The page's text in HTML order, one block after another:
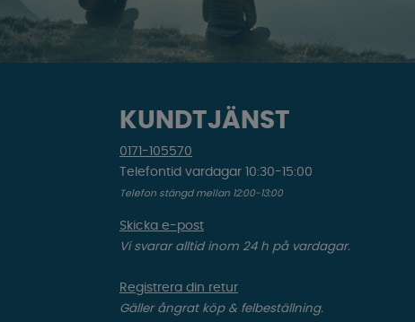
KUNDTJÄNST
0171-105570
Telefontid vardagar 10:30-15:00
Telefon stängd mellan 12:00-13:00
Skicka e-post
Vi svarar alltid inom 24 h på vardagar.
Registrera din retur
Gäller ångrat köp & felbeställning.